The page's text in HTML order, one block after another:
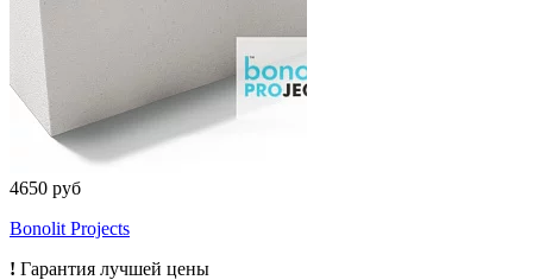
4650 руб
Bonolit Projects
! Гарантия лучшей цены